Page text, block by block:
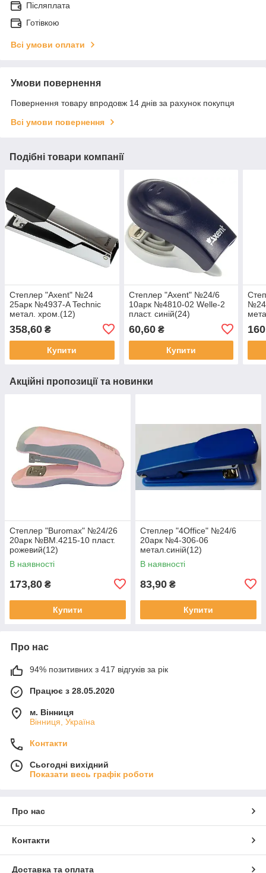
Післяплата
Готівкою
Всі умови оплати
Умови повернення
Повернення товару впродовж 14 днів за рахунок покупця
Всі умови повернення
Подібні товари компанії
Степлер "Axent" №24
25арк №4937-A Technic
метал. хром.(12)
358,60 ₴
Купити
Степлер "Axent" №24/6
10арк №4810-02 Welle-2
пласт. синій(24)
60,60₴
Купити
Акційні пропозиції та новинки
Степлер "Buromax" №24/26
20арк №BM.4215-10 пласт.
рожевий(12)
В наявності
173,80 ₴
Купити
Степлер "4Office" №24/6
20арк №4-306-06
метал.синій(12)
В наявності
83,90 ₴
Купити
Про нас
94% позитивних з 417 відгуків за рік
Працює з 28.05.2020
м. Вінниця
Вінниця, Україна
Контакти
Сьогодні вихідний
Показати весь графік роботи
Про нас
Контакти
Доставка та оплата